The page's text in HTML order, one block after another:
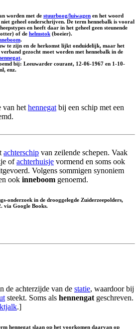
worden met de stuurboog/luiwagen en het woord
geheel onderschrijven. De term hennebalk is vooral
en heeft daar in het geheel geen steunende
of de helmstok (boeier).
.
te zijn en de herkomst lijkt onduidelijk, maar het
gezocht moet worden met hennebalk in de
.
bij: Leeuwarder courant, 12-06-1967 en 1-10-
enz.
van het hennegat bij een schip met een
achterschip van zeilende schepen. Vaak
ofachterhuisje vormend en soms ook
Volgens sommigen synoniem
ook inneboom genoemd.
onderzoek in de drooggelegde Zuiderzeepolders,
via Google Books.
de achterzijde van de statie, waardoor bij
steekt. Soms als hennengat geschreven.
.]
hennegat slaan op het voorkomen daarvan op